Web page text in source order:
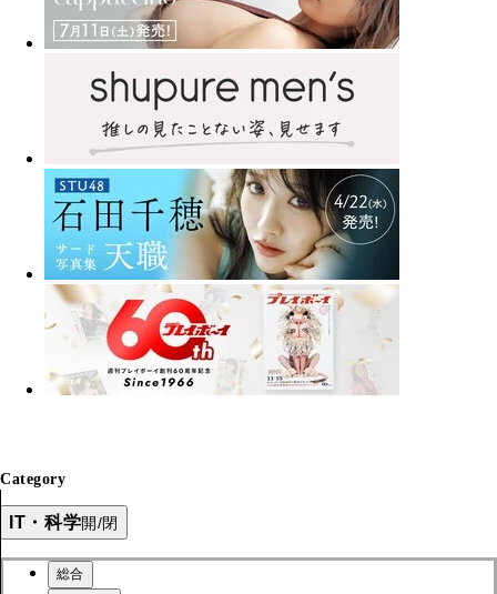
Category
IT・科学開/閉
総合